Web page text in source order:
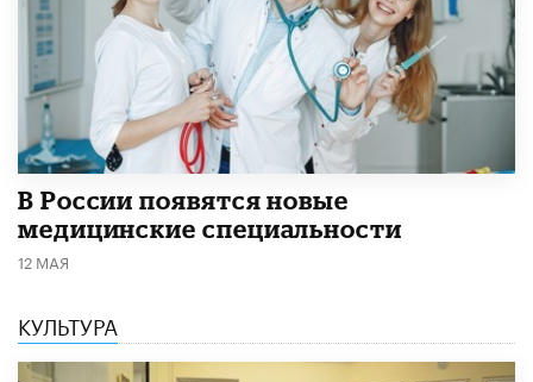
В России появятся новые
медицинские специальности
12 МАЯ
КУЛЬТУРА